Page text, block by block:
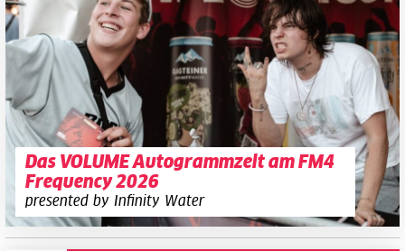
Das VOLUME Autogrammzelt am FM4
Frequency 2026
presented by Infinity Water